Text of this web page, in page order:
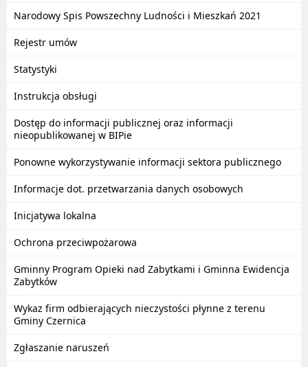
Narodowy Spis Powszechny Ludności i Mieszkań 2021
Rejestr umów
Statystyki
Instrukcja obsługi
Dostęp do informacji publicznej oraz informacji
nieopublikowanej w BIPie
Ponowne wykorzystywanie informacji sektora publicznego
Informacje dot. przetwarzania danych osobowych
Inicjatywa lokalna
Ochrona przeciwpożarowa
Gminny Program Opieki nad Zabytkami i Gminna Ewidencja
Zabytków
Wykaz firm odbierających nieczystości płynne z terenu
Gminy Czernica
Zgłaszanie naruszeń